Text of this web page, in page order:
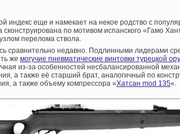
индекс еще и намекает на некое родство с
сконструирована по мотивом испанского «Гамо
перелома ствола.
сравнительно недавно. Подлинными лидерами
же могучие пневматические винтовки турецкой
из-за особенностей несбалансированной
а также её старший брат, аналогичный по
а также объему компрессора «Хатсан mod 135«.